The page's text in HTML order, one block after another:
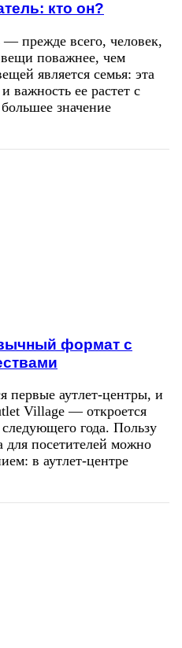
кто он?
прежде всего, человек,
вещи поважнее, чем
является семья: эта
важность ее растет с
значение
формат с
первые аутлет-центры, и
Village — откроется
года. Пользу
посетителей можно
в аутлет-центре